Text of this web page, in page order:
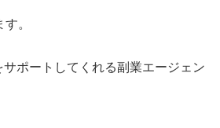
。
ポートしてくれる副業エージェン